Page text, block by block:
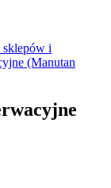
sklepów i
(Manutan